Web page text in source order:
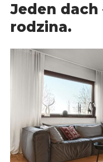
Jeden dach
rodzina.